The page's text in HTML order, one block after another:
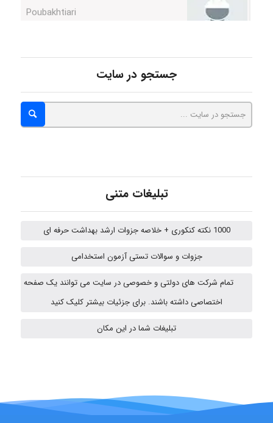
hosein abdolvand
A.balandeh
Jafar Tym
جستجو در سایت
تبلیغات متنی
1000 نکته کنکوری + خلاصه جزوات ارشد بهداشت حرفه ای
جزوات و سوالات تستی آزمون استخدامی
تمام شرکت های دولتی و خصوصی در سایت می توانند یک صفحه
اختصاصی داشته باشند. برای جزئیات بیشتر کلیک کنید
تبلیغات شما در این مکان